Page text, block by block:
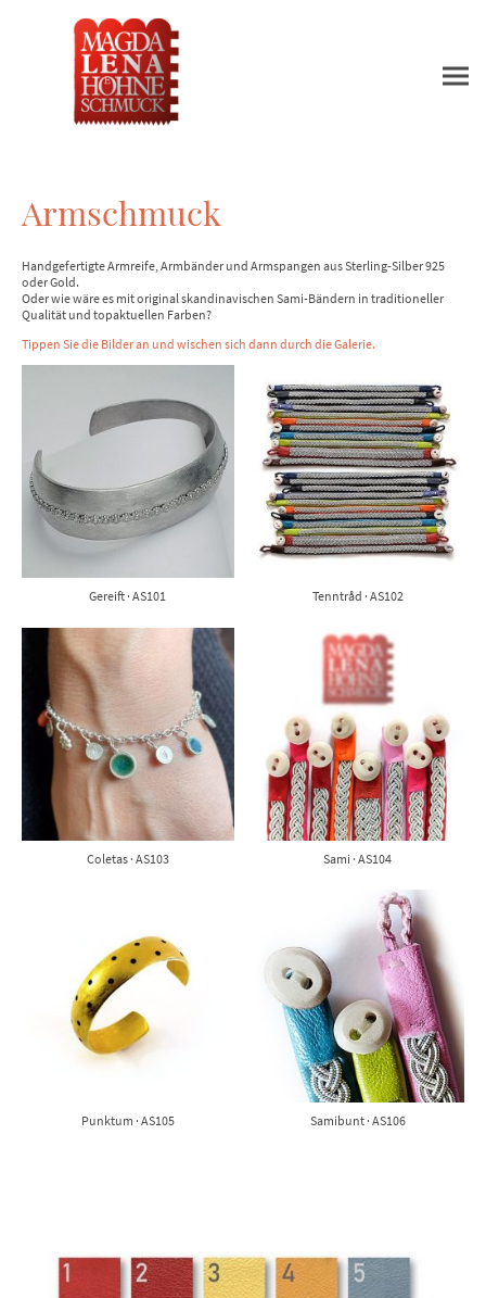
Armschmuck
Handgefertigte Armreife, Armbänder und Armspangen aus Sterling-Silber 925
oder Gold.
Oder wie wäre es mit original skandinavischen Sami-Bändern in traditioneller
Qualität und topaktuellen Farben?
Tippen Sie die Bilder an und wischen sich dann durch die Galerie.
Gereift · AS101 Tenntråd · AS102
Coletas · AS103 Sami · AS104
Punktum · AS105 Samibunt · AS106